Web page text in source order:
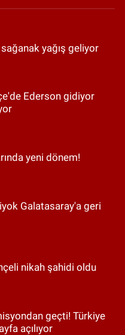
yağış geliyor
Ederson gidiyor
yeni dönem!
Galatasaray'a geri
nikah şahidi oldu
geçti! Türkiye
açılıyor